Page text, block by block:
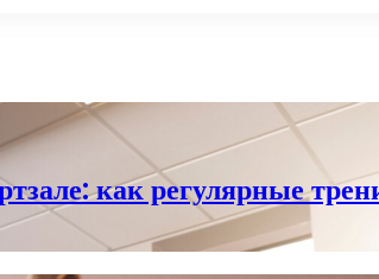
как регулярные